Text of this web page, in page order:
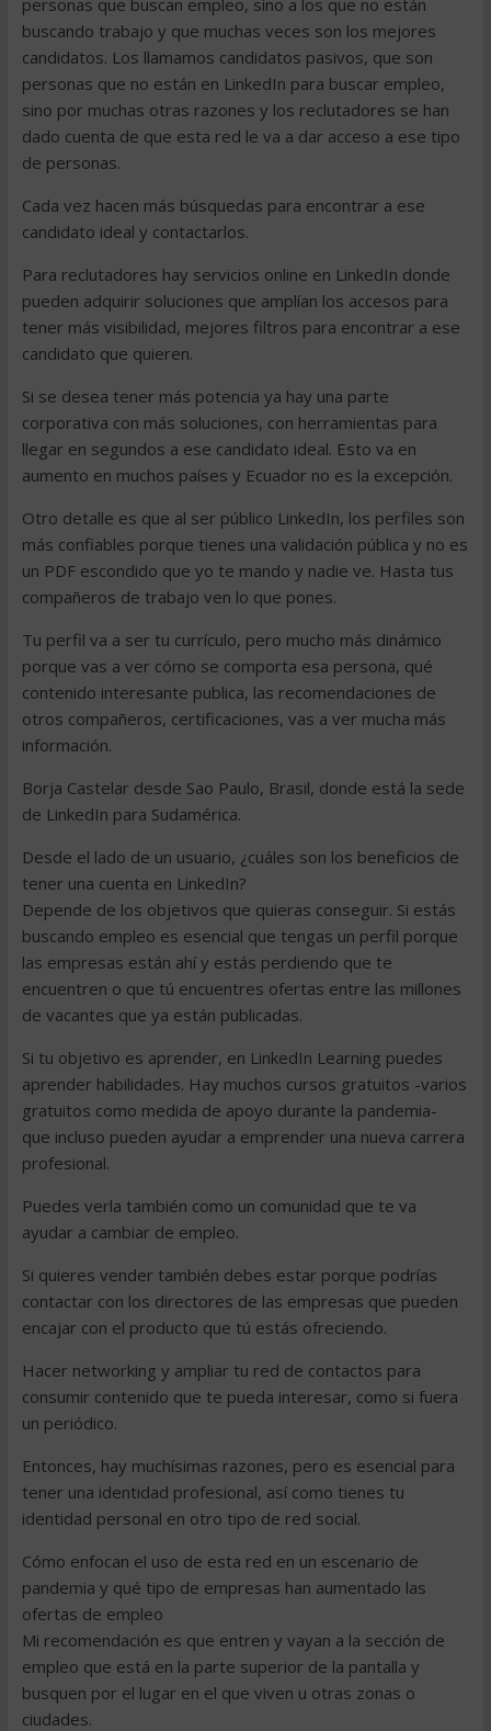
personas que buscan empleo, sino a los que no están
buscando trabajo y que muchas veces son los mejores
candidatos. Los llamamos candidatos pasivos, que son
personas que no están en LinkedIn para buscar empleo,
sino por muchas otras razones y los reclutadores se han
dado cuenta de que esta red le va a dar acceso a ese tipo
de personas.
Cada vez hacen más búsquedas para encontrar a ese
candidato ideal y contactarlos.
Para reclutadores hay servicios online en LinkedIn donde
pueden adquirir soluciones que amplían los accesos para
tener más visibilidad, mejores filtros para encontrar a ese
candidato que quieren.
Si se desea tener más potencia ya hay una parte
corporativa con más soluciones, con herramientas para
llegar en segundos a ese candidato ideal. Esto va en
aumento en muchos países y Ecuador no es la excepción.
Otro detalle es que al ser público LinkedIn, los perfiles son
más confiables porque tienes una validación pública y no es
un PDF escondido que yo te mando y nadie ve. Hasta tus
compañeros de trabajo ven lo que pones.
Tu perfil va a ser tu currículo, pero mucho más dinámico
porque vas a ver cómo se comporta esa persona, qué
contenido interesante publica, las recomendaciones de
otros compañeros, certificaciones, vas a ver mucha más
información.
Borja Castelar desde Sao Paulo, Brasil, donde está la sede
de LinkedIn para Sudamérica.
Desde el lado de un usuario, ¿cuáles son los beneficios de
tener una cuenta en LinkedIn?
Depende de los objetivos que quieras conseguir. Si estás
buscando empleo es esencial que tengas un perfil porque
las empresas están ahí y estás perdiendo que te
encuentren o que tú encuentres ofertas entre las millones
de vacantes que ya están publicadas.
Si tu objetivo es aprender, en LinkedIn Learning puedes
aprender habilidades. Hay muchos cursos gratuitos -varios
gratuitos como medida de apoyo durante la pandemia-
que incluso pueden ayudar a emprender una nueva carrera
profesional.
Puedes verla también como un comunidad que te va
ayudar a cambiar de empleo.
Si quieres vender también debes estar porque podrías
contactar con los directores de las empresas que pueden
encajar con el producto que tú estás ofreciendo.
Hacer networking y ampliar tu red de contactos para
consumir contenido que te pueda interesar, como si fuera
un periódico.
Entonces, hay muchísimas razones, pero es esencial para
tener una identidad profesional, así como tienes tu
identidad personal en otro tipo de red social.
Cómo enfocan el uso de esta red en un escenario de
pandemia y qué tipo de empresas han aumentado las
ofertas de empleo
Mi recomendación es que entren y vayan a la sección de
empleo que está en la parte superior de la pantalla y
busquen por el lugar en el que viven u otras zonas o
ciudades.